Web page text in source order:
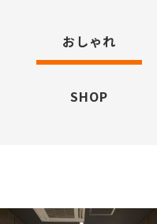
おしゃれ
SHOP